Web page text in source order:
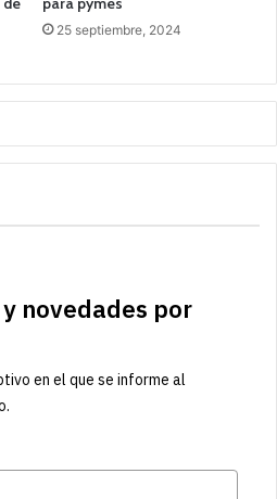
25 septiembre, 2024
novedades por
en el que se informe al